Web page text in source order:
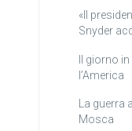
«Il
Snyder
Il giorno
l’America
La guerra
Mosca